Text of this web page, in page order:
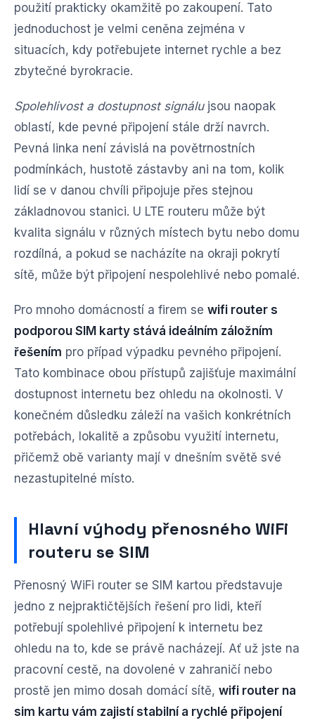
použití prakticky okamžitě po zakoupení. Tato
jednoduchost je velmi ceněna zejména v
situacích, kdy potřebujete internet rychle a bez
zbytečné byrokracie.
Spolehlivost a dostupnost signálujsou naopak
oblastí, kde pevné připojení stále drží navrch.
Pevná linka není závislá na povětrnostních
podmínkách, hustotě zástavby ani na tom, kolik
lidí se v danou chvíli připojuje přes stejnou
základnovou stanici. U LTE routeru může být
kvalita signálu v různých místech bytu nebo domu
rozdílná, a pokud se nacházíte na okraji pokrytí
sítě, může být připojení nespolehlivé nebo pomalé.
Pro mnoho domácností a firem se wifi router s
podporou SIM karty stává ideálním záložním
řešením pro případ výpadku pevného připojení.
Tato kombinace obou přístupů zajišťuje maximální
dostupnost internetu bez ohledu na okolnosti. V
konečném důsledku záleží na vašich konkrétních
potřebách, lokalitě a způsobu využití internetu,
přičemž obě varianty mají v dnešním světě své
nezastupitelné místo.
Hlavní výhody přenosného WiFi
routeru se SIM
Přenosný WiFi router se SIM kartou představuje
jedno z nejpraktičtějších řešení pro lidi, kteří
potřebují spolehlivé připojení k internetu bez
ohledu na to, kde se právě nacházejí. Ať už jste na
pracovní cestě, na dovolené v zahraničí nebo
prostě jen mimo dosah domácí sítě, wifi router na
sim kartu vám zajistí stabilní a rychlé připojení